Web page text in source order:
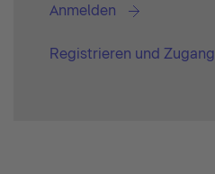
Anmelden
Registrieren und